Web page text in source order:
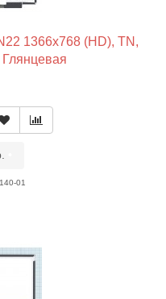
1366x768 (HD), TN,
01